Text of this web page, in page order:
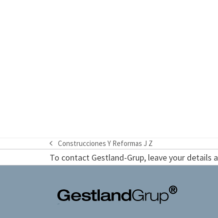
previous
post:
Construcciones Y Reformas J Z
To contact Gestland-Grup, leave your details